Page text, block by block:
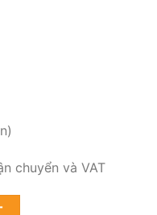
chuyển và VAT